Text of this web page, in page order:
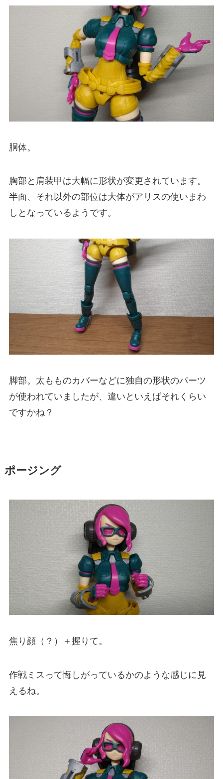
胴体。
胸部と肩装甲は大幅に形状が変更されています。
半面、それ以外の部位は大体がアリスの使いまわ
しとなっているようです。
脚部。太もものカバーなどに独自の形状のパーツ
が使われていましたが、違いといえばそれくらい
ですかね？
ポージング
焦り顔（？）＋握りて。
作戦ミスって悔しがっているかのような感じに見
えるね。